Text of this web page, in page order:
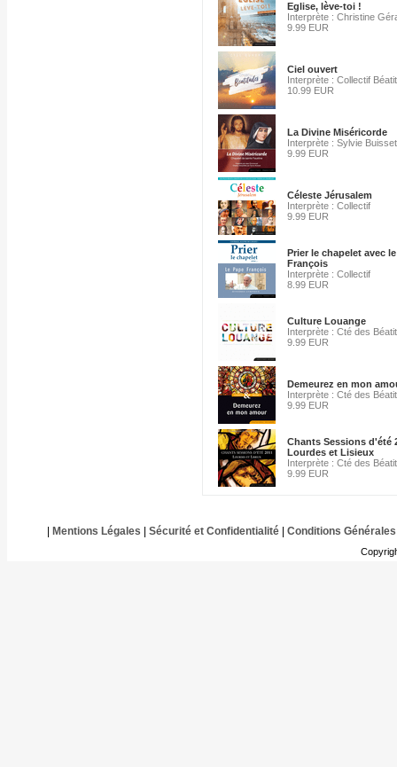
Eglise, lève-toi !
Interprète : Christine
9.99 EUR
Ciel ouvert
Interprète : Collectif
10.99 EUR
La Divine Miséricorde
Interprète : Sylvie Buisset
9.99 EUR
Céleste Jérusalem
Interprète : Collectif
9.99 EUR
Prier le chapelet avec
François
Interprète : Collectif
8.99 EUR
Culture Louange
Interprète : Cté des
9.99 EUR
Demeurez en mon
Interprète : Cté des
9.99 EUR
Chants Sessions d'été
Lourdes et Lisieux
Interprète : Cté des
9.99 EUR
Mentions Légales Sécurité et Confidentialité| Conditions Générales